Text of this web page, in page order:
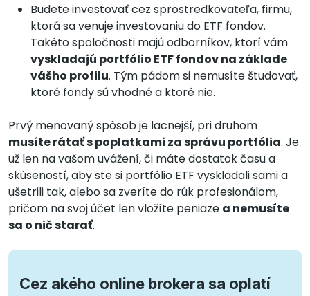
Budete investovať cez sprostredkovateľa, firmu,
ktorá sa venuje investovaniu do ETF fondov.
Takéto spoločnosti majú odborníkov, ktorí vám
vyskladajú portfólio ETF fondov na základe
vášho profilu. Tým pádom si nemusíte študovať,
ktoré fondy sú vhodné a ktoré nie.
Prvý menovaný spôsob je lacnejší, pri druhom
musíte rátať s poplatkami za správu portfólia. Je
už len na vašom uvážení, či máte dostatok času a
skúseností, aby ste si portfólio ETF vyskladali sami a
ušetrili tak, alebo sa zveríte do rúk profesionálom,
pričom na svoj účet len vložíte peniaze a nemusíte
sa o nič starať.
Cez akého online brokera sa oplatí